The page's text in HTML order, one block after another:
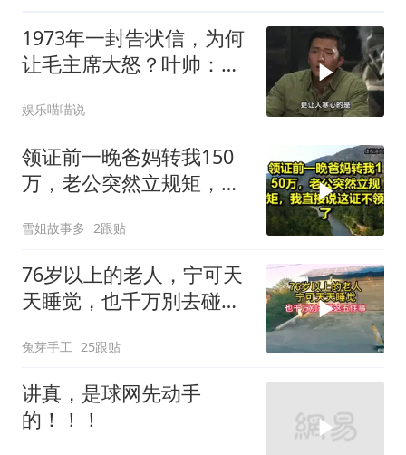
1973年一封告状信，为何
让毛主席大怒？叶帅：杀
娱乐喵喵说
领证前一晚爸妈转我150
万，老公突然立规矩，我
雪姐故事多 2跟贴
76岁以上的老人，宁可天
天睡觉，也千万別去碰这
兔芽手工 25跟贴
讲真，是球网先动手
的！！！